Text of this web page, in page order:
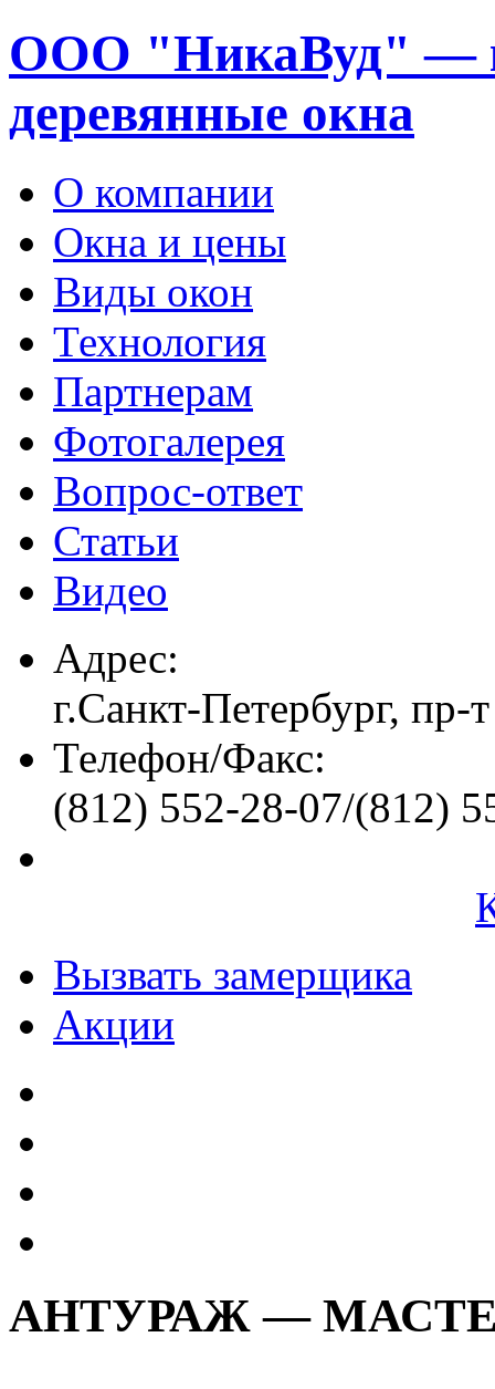
ООО "НикаВуд" —
деревянные окна
О компании
Окна и цены
Виды окон
Технология
Партнерам
Фотогалерея
Вопрос-ответ
Статьи
Видео
Адрес:
г.Санкт-Петербург, пр-
Телефон/Факс:
(812) 552-28-07/(812)
Вызвать замерщика
Акции
АНТУРАЖ —